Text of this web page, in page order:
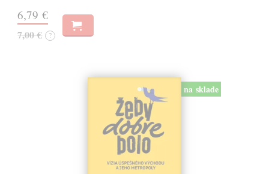
6,79 €
7,00 € ?
na sklade